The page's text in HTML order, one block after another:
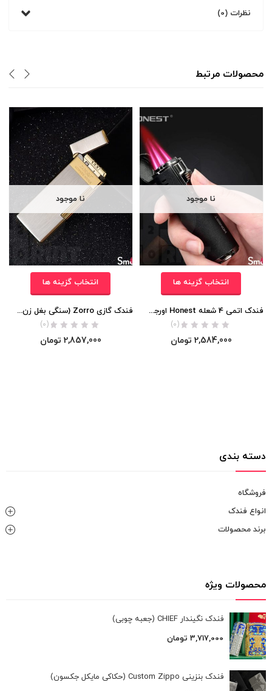
نظرات (0)
محصولات مرتبط
نا موجود
انتخاب گزینه ها
فندک اتمی 4 شعله Honest اورجینال
(0)
2,584,000 تومان
نا موجود
انتخاب گزینه ها
فندک گازی Zorro (سنگی بغل زن) اورجینال
(0)
2,857,000 تومان
دسته بندی
فروشگاه
انواع فندک
برند محصولات
محصولات ویژه
فندک نگیندار CHIEF (جعبه چوبی)
3,717,000 تومان
فندک بنزینی Custom Zippo (حکاکی مایکل جکسون)